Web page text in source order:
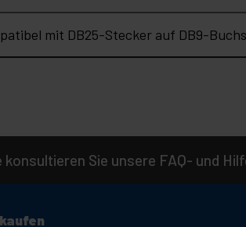
mit DB25-Stecker auf DB9-
konsultieren Sie unsere FAQ- und